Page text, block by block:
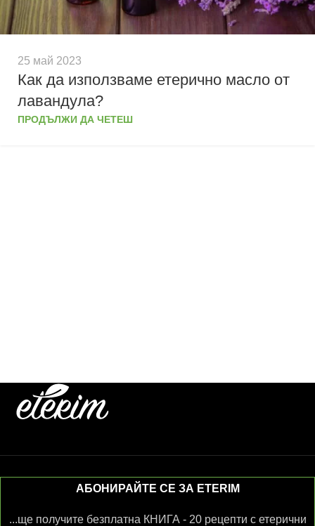
25 май 2023
Как да използваме етерично масло от
лавандула?
ПРОДЪЛЖИ ДА ЧЕТЕШ
АБОНИРАЙТЕ СЕ ЗА ETERIM
...ще получите безплатна КНИГА - 20 рецепти с етерични